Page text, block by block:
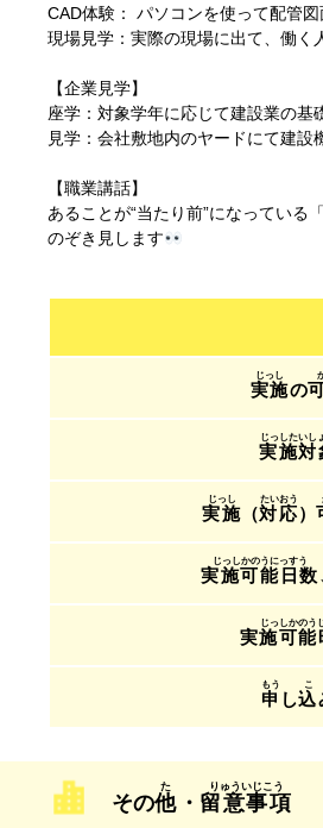
CAD体験： パソコンを使って配管図
現場見学：実際の現場に出て、働く
【企業見学】
座学：対象学年に応じて建設業の基
見学：会社敷地内のヤードにて建
【職業講話】
あることが“当たり前”になってい
のぞき見します
実施の
実施対
実施 （対応）
実施可能日数
実施可能
申 し込
その他 ・ 留意事項